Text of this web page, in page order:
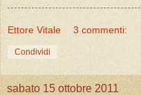
Ettore Vitale 3 commenti:
Condividi
sabato 15 ottobre 2011